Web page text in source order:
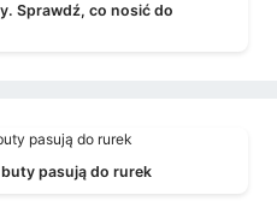
Sprawdź, co nosić do
pasują do rurek